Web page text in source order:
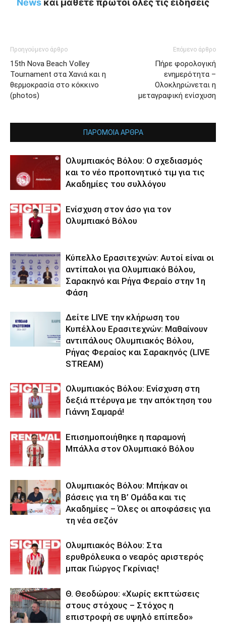
News και μάθετε πρώτοι όλες τις ειδήσεις
Προηγούμενο άρθρο
15th Nova Beach Volley
Tournament στα Χανιά και η
θερμοκρασία στο κόκκινο
(photos)
Επόμενο άρθρο
Πήρε φορολογική
ενημερότητα –
Ολοκληρώνεται η
μεταγραφική ενίσχυση
ΠΑΡΟΜΟΙΑ ΑΡΘΡΑ
Ολυμπιακός Βόλου: Ο σχεδιασμός
και το νέο προπονητικό τιμ για τις
Ακαδημίες του συλλόγου
Ενίσχυση στον άσο για τον
Ολυμπιακό Βόλου
Κύπελλο Ερασιτεχνών: Αυτοί είναι οι
αντίπαλοι για Ολυμπιακό Βόλου,
Σαρακηνό και Ρήγα Φεραίο στην 1η
Φάση
Δείτε LIVE την κλήρωση του
Κυπέλλου Ερασιτεχνών: Μαθαίνουν
αντιπάλους Ολυμπιακός Βόλου,
Ρήγας Φεραίος και Σαρακηνός (LIVE
STREAM)
Ολυμπιακός Βόλου: Ενίσχυση στη
δεξιά πτέρυγα με την απόκτηση του
Γιάννη Σαμαρά!
Επισημοποιήθηκε η παραμονή
Μπάλλα στον Ολυμπιακό Βόλου
Ολυμπιακός Βόλου: Μπήκαν οι
βάσεις για τη Β’ Ομάδα και τις
Ακαδημίες – Όλες οι αποφάσεις για
τη νέα σεζόν
Ολυμπιακός Βόλου: Στα
ερυθρόλευκα ο νεαρός αριστερός
μπακ Γιώργος Γκρίνιας!
Θ. Θεοδώρου: «Χωρίς εκπτώσεις
στους στόχους – Στόχος η
επιστροφή σε υψηλό επίπεδο»